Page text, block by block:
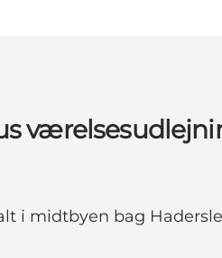
i midtbyen bag